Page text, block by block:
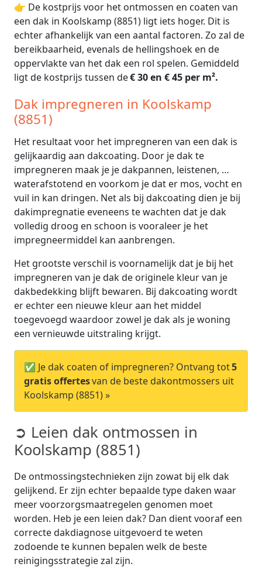
👉 De kostprijs voor het ontmossen en coaten van
een dak in Koolskamp (8851) ligt iets hoger. Dit is
echter afhankelijk van een aantal factoren. Zo zal de
bereikbaarheid, evenals de hellingshoek en de
oppervlakte van het dak een rol spelen. Gemiddeld
ligt de kostprijs tussen de€ 30 en € 45 per m².
Dak impregneren in Koolskamp
(8851)
Het resultaat voor het impregneren van een dak is
gelijkaardig aan dakcoating. Door je dak te
impregneren maak je je dakpannen, leistenen, …
waterafstotend en voorkom je dat er mos, vocht en
vuil in kan dringen. Net als bij dakcoating dien je bij
dakimpregnatie eveneens te wachten dat je dak
volledig droog en schoon is vooraleer je het
impregneermiddel kan aanbrengen.
Het grootste verschil is voornamelijk dat je bij het
impregneren van je dak de originele kleur van je
dakbedekking blijft bewaren. Bij dakcoating wordt
er echter een nieuwe kleur aan het middel
toegevoegd waardoor zowel je dak als je woning
een vernieuwde uitstraling krijgt.
✅ Je dak coaten of impregneren? Ontvang tot5
gratis offertesvan de beste dakontmossers uit
Koolskamp (8851) »
➲ Leien dak ontmossen in
Koolskamp (8851)
De ontmossingstechnieken zijn zowat bij elk dak
gelijkend. Er zijn echter bepaalde type daken waar
meer voorzorgsmaatregelen genomen moet
worden. Heb je een leien dak? Dan dient vooraf een
correcte dakdiagnose uitgevoerd te weten
zodoende te kunnen bepalen welk de beste
reinigingsstrategie zal zijn.